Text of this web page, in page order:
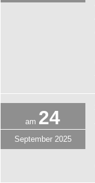
am 24
September 2025